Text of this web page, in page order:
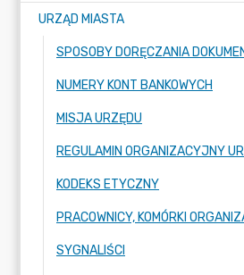
URZĄD MIASTA
NUMERY KONT BANKOWYCH
MISJA URZĘDU
KODEKS ETYCZNY
SYGNALIŚCI